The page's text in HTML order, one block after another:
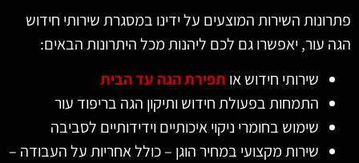
פתרונות השירות המוצעים על ידינו במסגרת שירותי חידוש
הגה עור, יאפשרו גם לכם ליהנות מכל היתרונות הבאים:
שירותי חידוש או תפירת הגה עד הבית
התמחות בפעולת חידוש ותיקון הגה בריפוד עור
שימוש בחומרי ניקוי איכותיים וידידותיים לסביבה
שירות מקצועי במחיר הוגן – כולל אחריות על העבודה –